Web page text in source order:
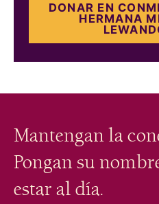
DONAR EN
HERMANA
Mantengan la
Pongan su
estar al día.